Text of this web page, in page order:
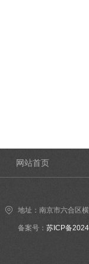
网站首页
地址：南京市六合区
备案号： 苏ICP备